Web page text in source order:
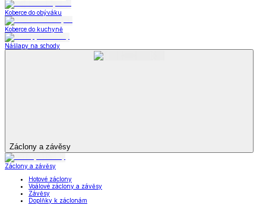
Koberce do obýváku
Koberce do kuchyně
Nášlapy na schody
Záclony a závěsy
Záclony a závěsy
Hotové záclony
Voálové záclony a závěsy
Závěsy
Doplňky k záclonám